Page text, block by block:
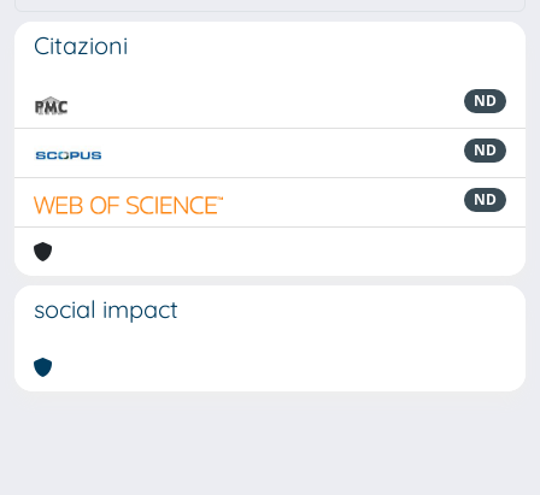
Citazioni
ND
ND
ND
social impact